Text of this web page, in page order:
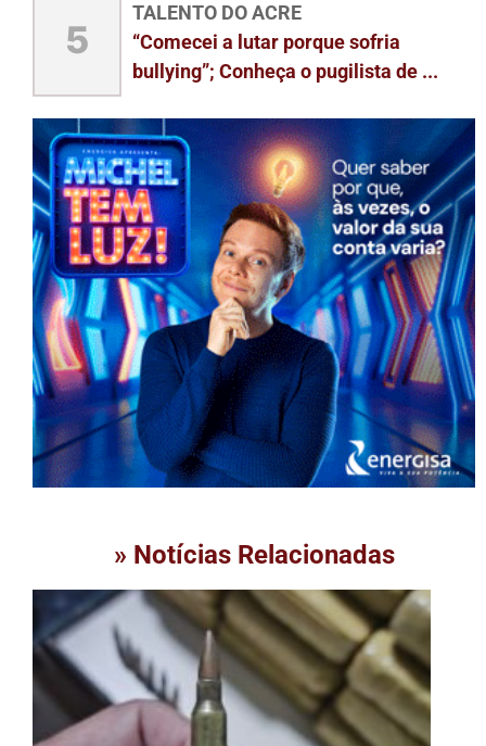
5
TALENTO DO ACRE
“Comecei a lutar porque sofria
bullying”; Conheça o pugilista de ...
» Notícias Relacionadas